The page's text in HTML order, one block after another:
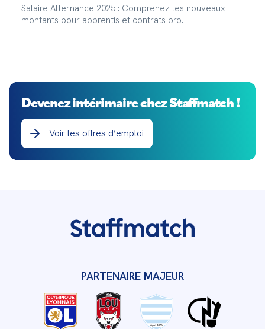
Salaire Alternance 2025 : Comprenez les nouveaux
montants pour apprentis et contrats pro.
Devenez intérimaire chez Staffmatch !
Voir les offres d’emploi
PARTENAIRE MAJEUR